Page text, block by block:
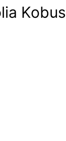
Kobus